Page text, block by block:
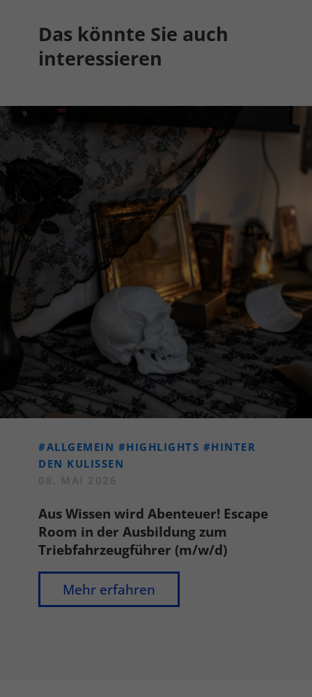
Das könnte Sie auch
interessieren
#ALLGEMEIN #HIGHLIGHTS #HINTER
DEN KULISSEN
Aus Wissen wird Abenteuer! Escape
Room in der Ausbildung zum
Triebfahrzeugführer (m/w/d)
Mehr erfahren